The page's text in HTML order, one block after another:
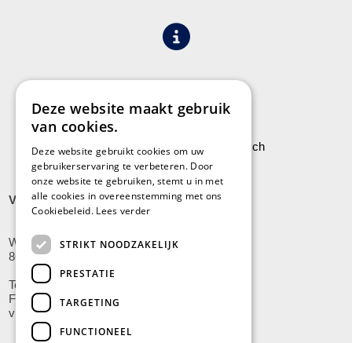
Leveringen aan Stock Vermeersch
VLADSLO
Wijnendalestraat 200
8600 Vladslo - Diksmuide
Tel: +32(0)51/59.10.00
Fax: +32(0)51/58.21.99
vladslo@stockvermeersch.com
Deze website maakt gebruik
van cookies.
Deze website gebruikt cookies om uw
gebruikerservaring te verbeteren. Door
onze website te gebruiken, stemt u in met
alle cookies in overeenstemming met ons
Cookiebeleid. Lees verder
STRIKT NOODZAKELIJK
PRESTATIE
TARGETING
FUNCTIONEEL